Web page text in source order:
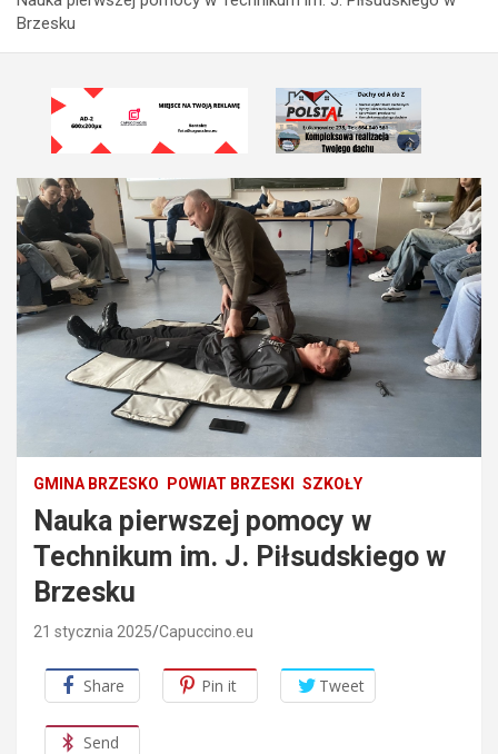
Brzesku
GMINA BRZESKO POWIAT BRZESKI SZKOŁY
Nauka pierwszej pomocy w
Technikum im. J. Piłsudskiego w
Brzesku
21 stycznia 2025 Capuccino.eu
Share Pin it Tweet
Send